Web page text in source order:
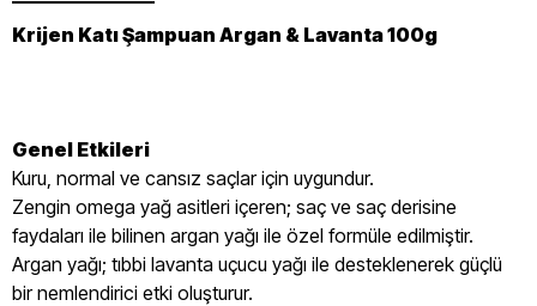
Krijen Katı Şampuan Argan & Lavanta 100g
Genel Etkileri
Kuru, normal ve cansız saçlar için uygundur.
Zengin omega yağ asitleri içeren; saç ve saç derisine
faydaları ile bilinen argan yağı ile özel formüle edilmiştir.
Argan yağı; tıbbi lavanta uçucu yağı ile desteklenerek güçlü
bir nemlendirici etki oluşturur.